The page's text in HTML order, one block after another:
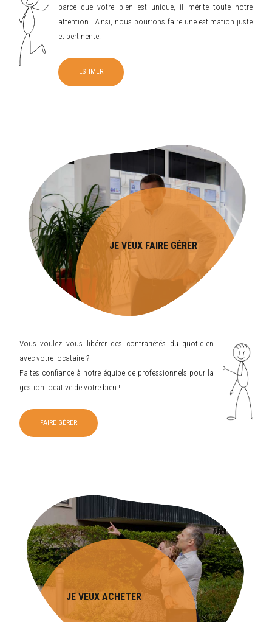
parce que votre bien est unique, il mérite toute notre
attention ! Ainsi, nous pourrons faire une estimation juste
et pertinente.
ESTIMER
JE VEUX FAIRE GÉRER
Vous voulez vous libérer des contrariétés du quotidien
avec votre locataire ?
Faites confiance à notre équipe de professionnels pour la
gestion locative de votre bien !
FAIRE GÉRER
JE VEUX ACHETER